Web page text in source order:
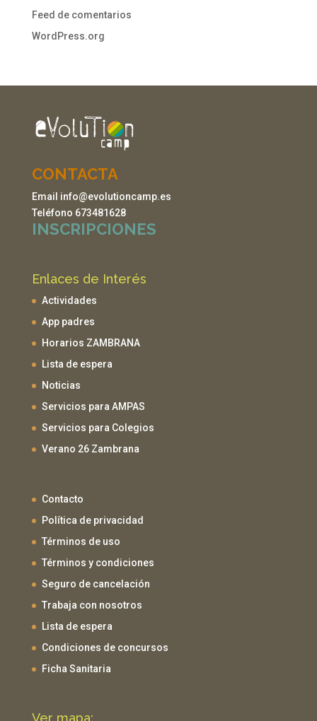
Feed de comentarios
WordPress.org
CONTACTA
Email info@evolutioncamp.es
Teléfono 673481628
INSCRIPCIONES
Enlaces de Interés
Actividades
App padres
Horarios ZAMBRANA
Lista de espera
Noticias
Servicios para AMPAS
Servicios para Colegios
Verano 26 Zambrana
Contacto
Política de privacidad
Términos de uso
Términos y condiciones
Seguro de cancelación
Trabaja con nosotros
Lista de espera
Condiciones de concursos
Ficha Sanitaria
Ver mapa: